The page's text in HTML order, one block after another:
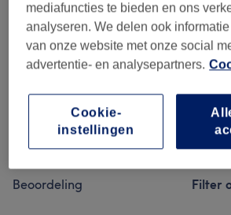
Medewerkers
Reviews filteren
Behandeling Alle behandelingen
Beoordeling Filter
mediafuncties te bieden en ons
analyseren. We delen ook
van onze website met onze social
advertentie- en analysepartners.
Cookie-
instellingen